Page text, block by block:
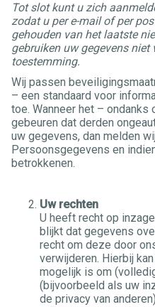
Tot slot kunt u zich
zodat u per e-mail of per
gehouden van het laatste
gebruiken uw gegevens
toestemming.
Wij passen
– een standaard voor
toe. Wanneer het –
gebeuren dat derden
uw gegevens, dan melden
Persoonsgegevens en
betrokkenen.
Uw rechten
U heeft recht op
blijkt dat gegevens
recht om deze door
verwijderen. Hierbij
mogelijk is om
(bijvoorbeeld als uw
de privacy van